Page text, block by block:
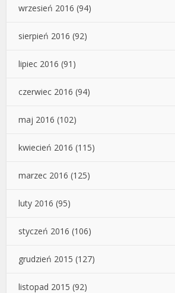
wrzesień 2016 (94)
sierpień 2016 (92)
lipiec 2016 (91)
czerwiec 2016 (94)
maj 2016 (102)
kwiecień 2016 (115)
marzec 2016 (125)
luty 2016 (95)
styczeń 2016 (106)
grudzień 2015 (127)
listopad 2015 (92)